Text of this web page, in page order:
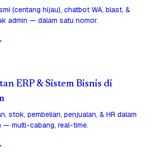
(centang hijau), chatbot WA, blast, &
admin — dalam satu nomor.
ERP & Sistem Bisnis di
stok, pembelian, penjualan, & HR dalam
— multi-cabang, real-time.